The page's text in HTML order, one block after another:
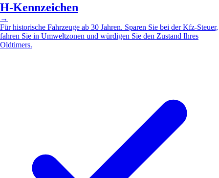
H-Kennzeichen
→
Für historische Fahrzeuge ab 30 Jahren. Sparen Sie bei der Kfz-Steuer,
fahren Sie in Umweltzonen und würdigen Sie den Zustand Ihres
Oldtimers.